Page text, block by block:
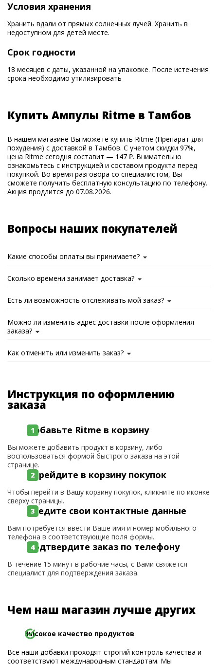
Условия хранения
Хранить вдали от прямых солнечных лучей. Хранить в
недоступном для детей месте.
Срок годности
18 месяцев с даты, указанной на упаковке. После истечения
срока необходимо утилизировать
Купить Ампулы Ritme в Тамбов
В нашем магазине Вы можете купить Ritme (Препарат для
похудения) с доставкой в Тамбов. С учетом скидки 97%,
цена Ritme сегодня составит — 147 ₽. Внимательно
ознакомьтесь с инструкцией и составом продукта перед
покупкой. Во время разговора со специалистом, Вы
сможете получить бесплатную консультацию по телефону.
Акция продлится до 07.08.2026.
Вопросы наших покупателей
Какие способы оплаты вы принимаете?
Сколько времени занимает доставка?
Есть ли возможность отслеживать мой заказ?
Можно ли изменить адрес доставки после оформления
заказа?
Как отменить или изменить заказ?
Инструкция по оформлению
заказа
Добавьте Ritme в корзину
Вы можете добавить продукт в корзину, либо
воспользоваться формой быстрого заказа на этой
странице.
Перейдите в корзину покупок
Чтобы перейти в Вашу корзину покупок, кликните по иконке
сверху страницы.
Введите свои контактные данные
Вам потребуется ввести Ваше имя и номер мобильного
телефона в соответствующие поля формы.
Подтвердите заказ по телефону
В течение 15 минут в рабочие часы, с Вами свяжется
специалист для подтверждения заказа.
Чем наш магазин лучше других
Высокое качество продуктов
Все наши добавки проходят строгий контроль качества и
соответствуют международным стандартам. Мы